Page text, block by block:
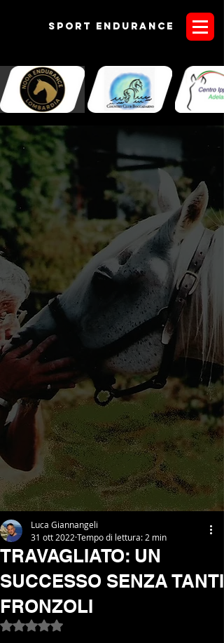
Sport endurANCE
TRAVAGLIATO: UN
SUCCESSO SENZA TANTI
FRONZOLI
Luca Giannangeli
31 ott 2022 Tempo di lettura: 2 min
Valutazione NaN stelle su 5.